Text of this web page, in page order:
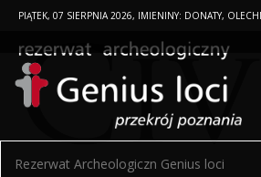
PIĄTEK, 07 SIERPNIA 2026, IMIENINY: DONATY,
Rezerwat Archeologiczn Genius loci